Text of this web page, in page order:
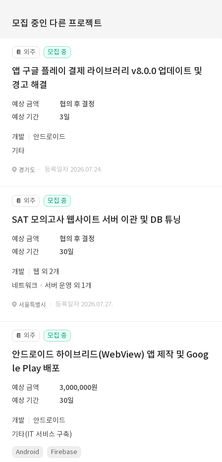
모집 중인 다른 프로젝트
📔 외주 모집 중
앱 구글 플레이 결제 라이브러리 v8.0.0 업데이트 및
경고 해결
예상 금액
협의 후 결정
예상 기간
3일
개발
안드로이드
기타
경기도 · 등록일자 2026.07.24.
📔 외주 모집 중
SAT 모의고사 웹사이트 서버 이관 및 DB 튜닝
예상 금액
협의 후 결정
예상 기간
30일
개발
웹 외 2개
네트워크ㆍ서버 운영 외 1개
서울특별시 · 등록일자 2026.07.27.
📔 외주 모집 중
안드로이드 하이브리드(WebView) 앱 제작 및 Goog
le Play 배포
예상 금액
3,000,000원
예상 기간
30일
개발
안드로이드
기타(IT 서비스 구축)
Android Firebase